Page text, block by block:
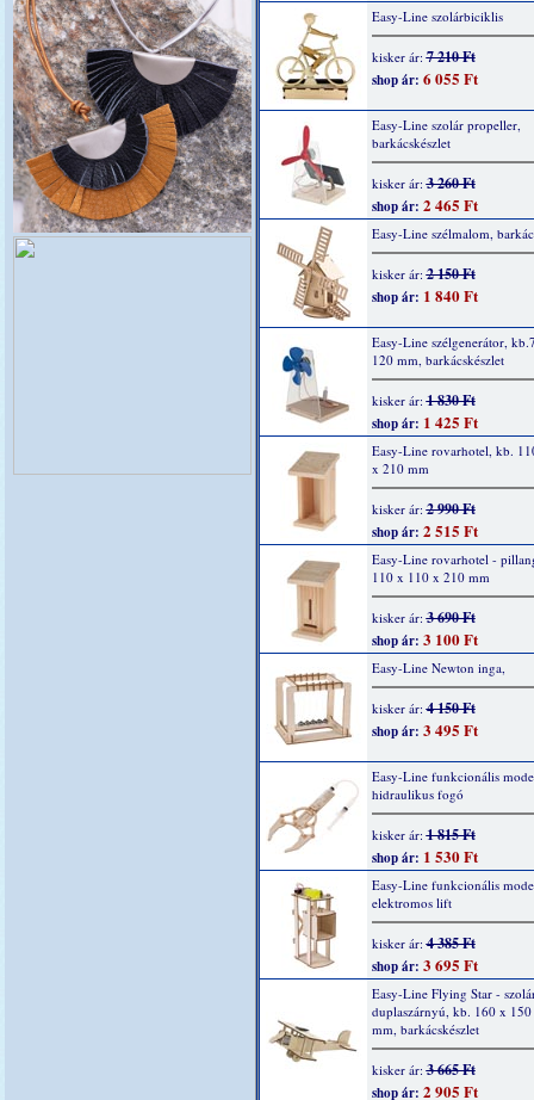
Easy-Line szolárbiciklis
kisker ár:7 210 Ft
shop ár: 6 055 Ft
Easy-Line szolár propeller,
barkácskészlet
kisker ár:3 260 Ft
shop ár: 2 465 Ft
Easy-Line szélmalom,
kisker ár:2 150 Ft
shop ár: 1 840 Ft
Easy-Line szélgenerátor,
120 mm, barkácskészlet
kisker ár:1 830 Ft
shop ár: 1 425 Ft
Easy-Line rovarhotel, kb.
x 210 mm
kisker ár:2 990 Ft
shop ár: 2 515 Ft
Easy-Line rovarhotel -
110 x 110 x 210 mm
kisker ár:3 690 Ft
shop ár: 3 100 Ft
Easy-Line Newton inga,
kisker ár:4 150 Ft
shop ár: 3 495 Ft
Easy-Line funkcionális
hidraulikus fogó
kisker ár:1 815 Ft
shop ár: 1 530 Ft
Easy-Line funkcionális
elektromos lift
kisker ár:4 385 Ft
shop ár: 3 695 Ft
Easy-Line Flying Star -
duplaszárnyú, kb. 160 x
mm, barkácskészlet
kisker ár:3 665 Ft
shop ár: 2 905 Ft